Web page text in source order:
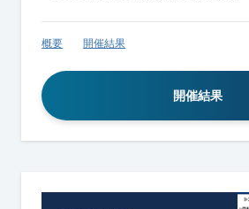
概要 開催結果
開催結果